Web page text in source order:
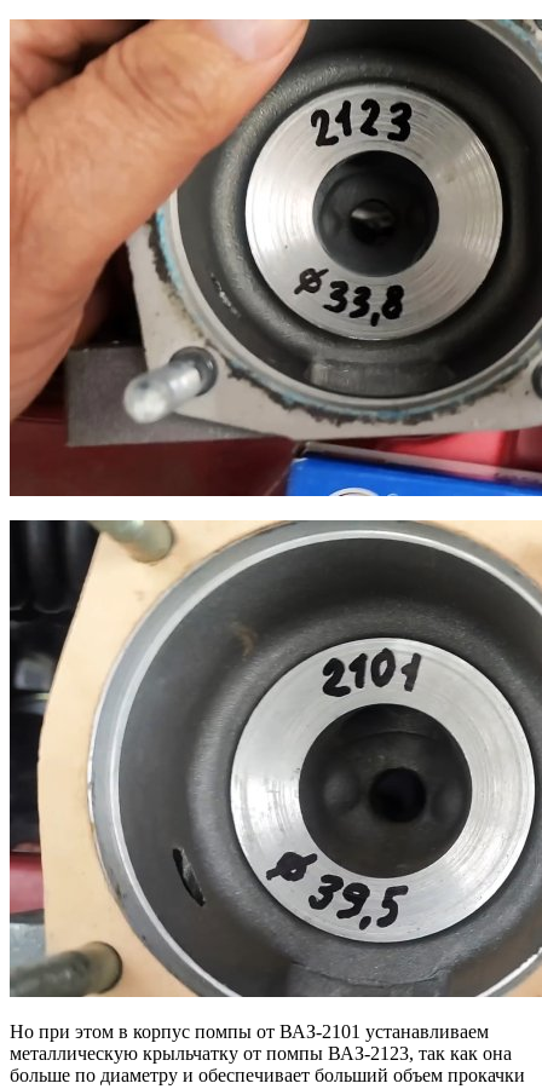
Но при этом в корпус помпы от ВАЗ-2101 устанавливаем
металлическую крыльчатку от помпы ВАЗ-2123, так как она
больше по диаметру и обеспечивает больший объем прокачки